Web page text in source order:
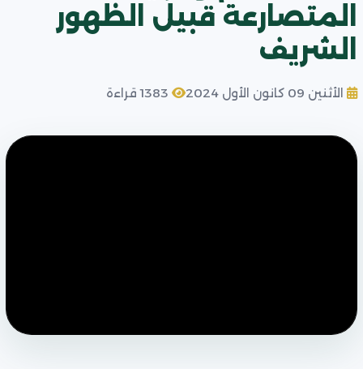
المتصارعة قبيل الظهور
الشريف
الأثنين 09 كانون الأول 2024